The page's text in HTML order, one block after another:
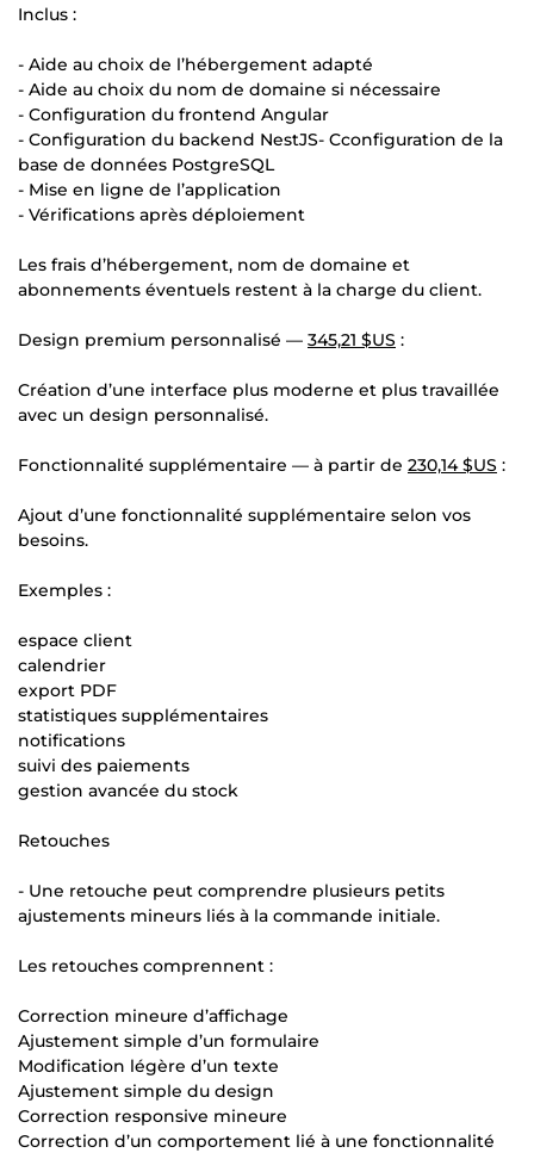
Inclus :
- Aide au choix de l’hébergement adapté
- Aide au choix du nom de domaine si nécessaire
- Configuration du frontend Angular
- Configuration du backend NestJS- Cconfiguration de la
base de données PostgreSQL
- Mise en ligne de l’application
- Vérifications après déploiement
Les frais d’hébergement, nom de domaine et
abonnements éventuels restent à la charge du client.
Design premium personnalisé — 345,21 $US :
Création d’une interface plus moderne et plus travaillée
avec un design personnalisé.
Fonctionnalité supplémentaire — à partir de 230,14 $US :
Ajout d’une fonctionnalité supplémentaire selon vos
besoins.
Exemples :
espace client
calendrier
export PDF
statistiques supplémentaires
notifications
suivi des paiements
gestion avancée du stock
Retouches
- Une retouche peut comprendre plusieurs petits
ajustements mineurs liés à la commande initiale.
Les retouches comprennent :
Correction mineure d’affichage
Ajustement simple d’un formulaire
Modification légère d’un texte
Ajustement simple du design
Correction responsive mineure
Correction d’un comportement lié à une fonctionnalité